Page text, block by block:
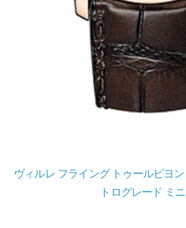
ヴィルレ フライング トゥールビヨ
トログレード ミ